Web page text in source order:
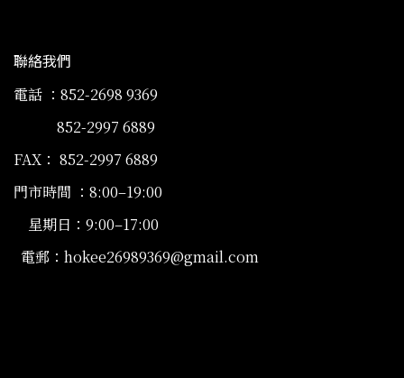
聯絡我們
電話 ：852-2698 9369
852-2997 6889
FAX： 852-2997 6889
門市時間 ：8:00–19:00
星期日：9:00–17:00
電郵：hokee26989369@gmail.com